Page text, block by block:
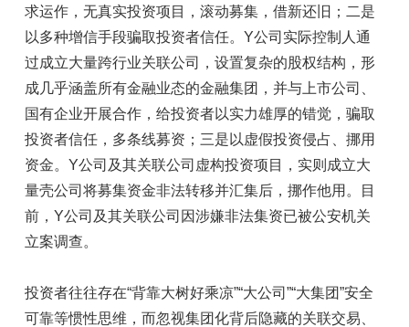
求运作，无真实投资项目，滚动募集，借新还旧；二是
以多种增信手段骗取投资者信任。Y公司实际控制人通
过成立大量跨行业关联公司，设置复杂的股权结构，形
成几乎涵盖所有金融业态的金融集团，并与上市公司、
国有企业开展合作，给投资者以实力雄厚的错觉，骗取
投资者信任，多条线募资；三是以虚假投资侵占、挪用
资金。Y公司及其关联公司虚构投资项目，实则成立大
量壳公司将募集资金非法转移并汇集后，挪作他用。目
前，Y公司及其关联公司因涉嫌非法集资已被公安机关
立案调查。
投资者往往存在“背靠大树好乘凉”“大公司”“大集团”安全
可靠等惯性思维，而忽视集团化背后隐藏的关联交易、